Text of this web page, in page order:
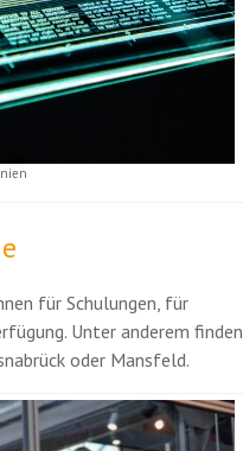
für Schulungen, für
Unter anderem finden
oder Mansfeld.